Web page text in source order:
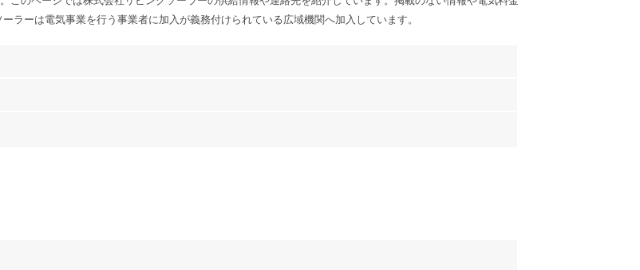
ラーは電気事業を行う事業者に加入が義務付けられている広域機関へ加入しています。